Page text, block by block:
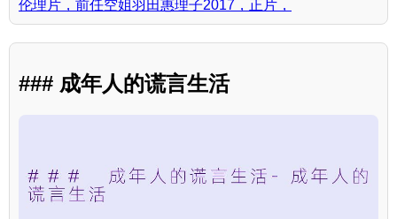
伦理片，前任空姐羽田惠理子2017，正片，
### 成年人的谎言生活